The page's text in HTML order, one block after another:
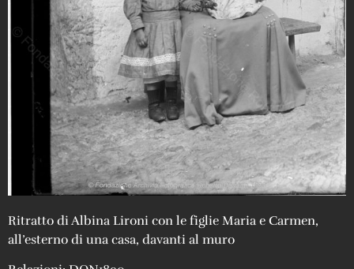
Ritratto di Albina Lironi con le figlie Maria e Carmen,
all’esterno di una casa, davanti al muro